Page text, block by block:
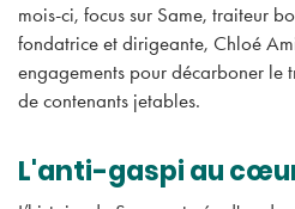
mois-ci, focus sur Same, traiteur
fondatrice et dirigeante, Chloé
engagements pour décarboner le
de contenants jetables.
L'anti-gaspi au